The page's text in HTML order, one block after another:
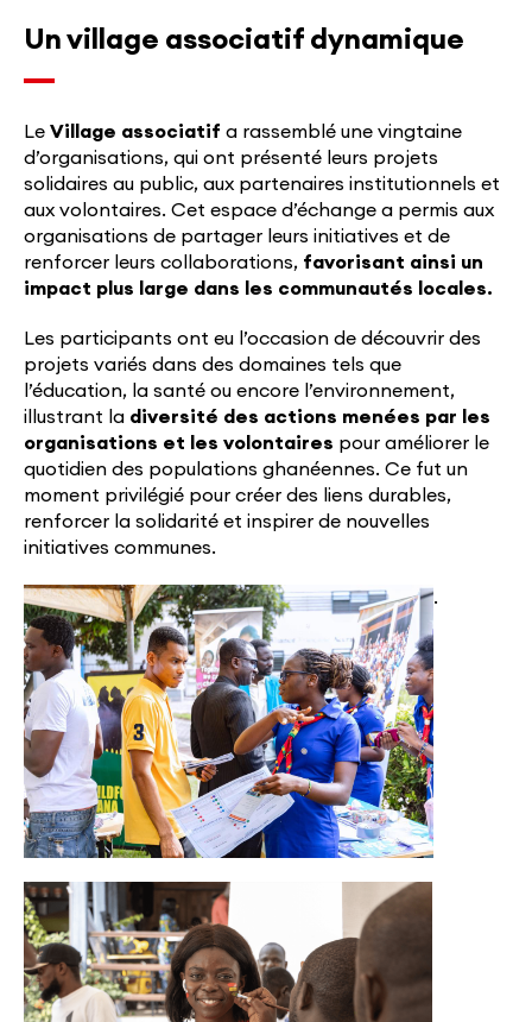
Un village associatif dynamique
Le Village associatif a rassemblé une vingtaine
d’organisations, qui ont présenté leurs projets
solidaires au public, aux partenaires institutionnels et
aux volontaires. Cet espace d’échange a permis aux
organisations de partager leurs initiatives et de
renforcer leurs collaborations, favorisant ainsi un
impact plus large dans les communautés locales.
Les participants ont eu l’occasion de découvrir des
projets variés dans des domaines tels que
l’éducation, la santé ou encore l’environnement,
illustrant la diversité des actions menées par les
organisations et les volontaires pour améliorer le
quotidien des populations ghanéennes. Ce fut un
moment privilégié pour créer des liens durables,
renforcer la solidarité et inspirer de nouvelles
initiatives communes.
.